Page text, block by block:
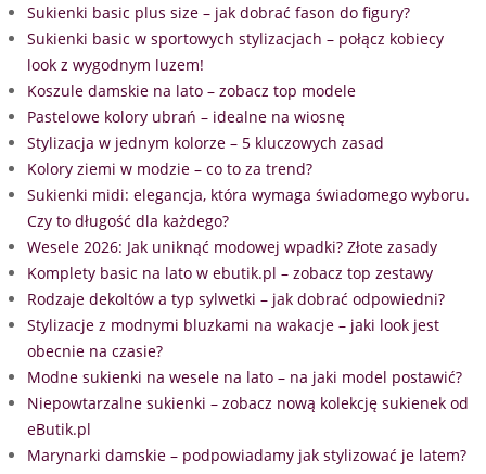
Sukienki basic plus size – jak dobrać fason do figury?
Sukienki basic w sportowych stylizacjach – połącz kobiecy
look z wygodnym luzem!
Koszule damskie na lato – zobacz top modele
Pastelowe kolory ubrań – idealne na wiosnę
Stylizacja w jednym kolorze – 5 kluczowych zasad
Kolory ziemi w modzie – co to za trend?
Sukienki midi: elegancja, która wymaga świadomego wyboru.
Czy to długość dla każdego?
Wesele 2026: Jak uniknąć modowej wpadki? Złote zasady
Komplety basic na lato w ebutik.pl – zobacz top zestawy
Rodzaje dekoltów a typ sylwetki – jak dobrać odpowiedni?
Stylizacje z modnymi bluzkami na wakacje – jaki look jest
obecnie na czasie?
Modne sukienki na wesele na lato – na jaki model postawić?
Niepowtarzalne sukienki – zobacz nową kolekcję sukienek od
eButik.pl
Marynarki damskie – podpowiadamy jak stylizować je latem?